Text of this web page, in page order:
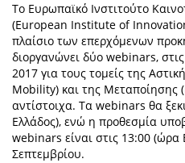
Το Ευρωπαϊκό Ινστιτούτο
(European Institute of
πλαίσιο των επερχόμενων
διοργανώνει δύο webinars,
2017 για τους τομείς της
Mobility) και της
αντίστοιχα. Τα webinars θα
Ελλάδος), ενώ η προθεσμία
webinars είναι στις 13:00 (ώρα
Σεπτεμβρίου.